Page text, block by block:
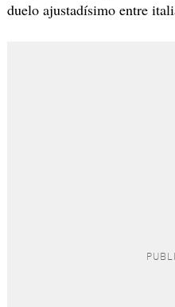
duelo ajustadísimo entre